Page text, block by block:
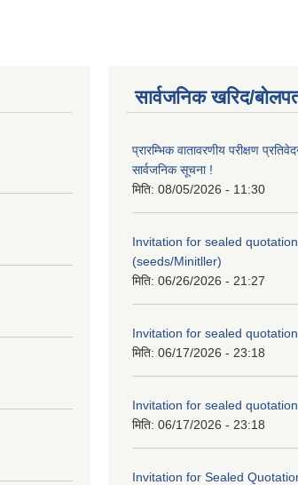
सार्वजनिक खरिद/
प्रारम्भिक वातावरणीय परीक्षण
सार्वजनिक सूचना !
मिति: 08/05/2026 - 11:30
Invitation for sealed quotation
(seeds/Minitller)
मिति: 06/26/2026 - 21:27
Invitation for sealed quotation
मिति: 06/17/2026 - 23:18
Invitation for sealed quotation
मिति: 06/17/2026 - 23:18
Invitation for Sealed